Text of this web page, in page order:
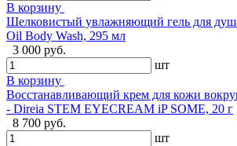
В корзину
Шелковистый увлажняющий гель для
Oil Body Wash, 295 мл
3 000 руб.
шт
В корзину
Восстанавливающий крем для кожи
- Direia STEM EYECREAM iP SOME, 20 г
8 700 руб.
шт